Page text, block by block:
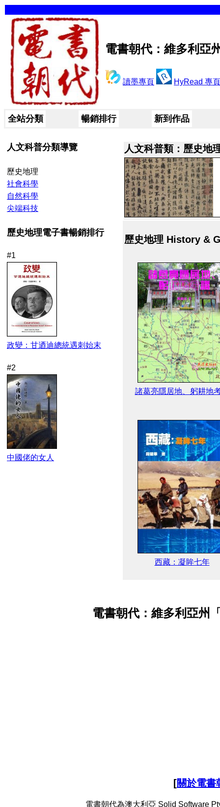
電書朝代：維多利亞
讀墨專頁 HyRead 專頁
全站分類 暢銷排行 新到作品
人文科普分類導覽
歷史地理
社會科學
自然科學
尖端科技
歷史地理電子書暢銷排行
#1
政變：甘迺迪總統遇刺始末
#2
中國佬的女人
人文科普類：歷史地
歷史地理 History &
諸葛亮隱居地、躬耕地
西藏：凝眸七年
電書朝代：維多利亞州
[關於電書
電書朝代為澳大利亞 Solid Software